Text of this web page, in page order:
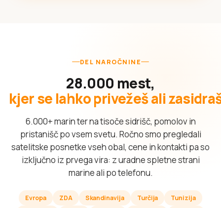
DEL NAROČNINE
28.000 mest,
kjer se lahko privežeš ali
6.000+ marin ter na tisoče sidrišč, pomolov in
pristanišč po vsem svetu. Ročno smo pregledali
satelitske posnetke vseh obal, cene in kontakti pa so
izključno iz prvega vira: z uradne spletne strani
marine ali po telefonu.
Evropa ZDA Skandinavija Turčija
Tunizija